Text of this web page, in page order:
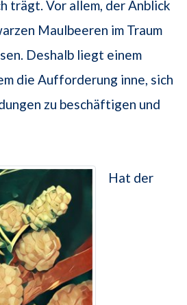
trägt. Vor allem, der Anblick
Maulbeeren im Traum
Deshalb liegt einem
die Aufforderung inne, sich
zu beschäftigen und
Hat der